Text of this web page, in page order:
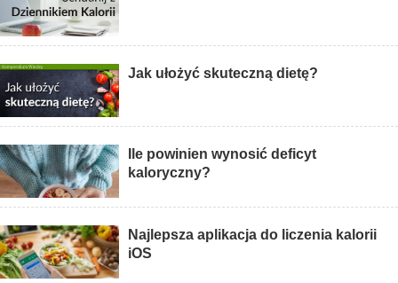
Jak ułożyć skuteczną dietę?
Ile powinien wynosić deficyt
kaloryczny?
Najlepsza aplikacja do liczenia kalorii
iOS